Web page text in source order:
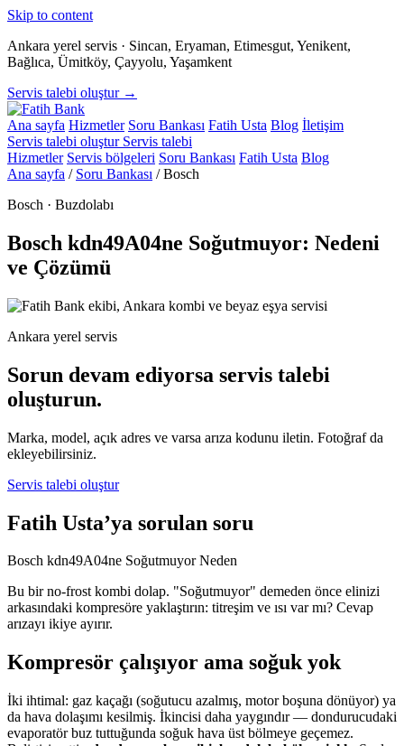
Skip to content
Ankara yerel servis · Sincan, Eryaman, Etimesgut, Yenikent,
Bağlıca, Ümitköy, Çayyolu, Yaşamkent
Servis talebi oluştur →
Ana sayfa Hizmetler Soru Bankası Fatih Usta Blog İletişim
Servis talebi oluştur Servis talebi
Hizmetler Servis bölgeleri Soru Bankası Fatih Usta Blog
Ana sayfa / Soru Bankası / Bosch
Bosch · Buzdolabı
Bosch kdn49A04ne Soğutmuyor: Nedeni
ve Çözümü
Ankara yerel servis
Sorun devam ediyorsa servis talebi
oluşturun.
Marka, model, açık adres ve varsa arıza kodunu iletin. Fotoğraf da
ekleyebilirsiniz.
Servis talebi oluştur
Fatih Usta’ya sorulan soru
Bosch kdn49A04ne Soğutmuyor Neden
Bu bir no-frost kombi dolap. "Soğutmuyor" demeden önce elinizi
arkasındaki kompresöre yaklaştırın: titreşim ve ısı var mı? Cevap
arızayı ikiye ayırır.
Kompresör çalışıyor ama soğuk yok
İki ihtimal: gaz kaçağı (soğutucu azalmış, motor boşuna dönüyor) ya
da hava dolaşımı kesilmiş. İkincisi daha yaygındır — dondurucudaki
evaporatör buz tuttuğunda soğuk hava üst bölmeye geçemez.